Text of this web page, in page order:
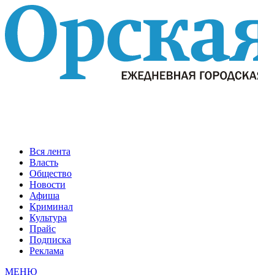
Вся лента
Власть
Общество
Новости
Афиша
Криминал
Культура
Прайс
Подписка
Реклама
МЕНЮ